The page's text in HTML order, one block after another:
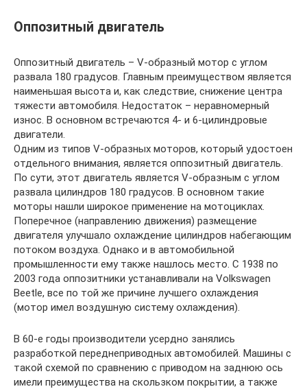
Оппозитный двигатель
Оппозитный двигатель – V-образный мотор с углом
развала 180 градусов. Главным преимуществом является
наименьшая высота и, как следствие, снижение центра
тяжести автомобиля. Недостаток – неравномерный
износ. В основном встречаются 4- и 6-цилиндровые
двигатели.
Одним из типов V-образных моторов, который удостоен
отдельного внимания, является оппозитный двигатель.
По сути, этот двигатель является V-образным с углом
развала цилиндров 180 градусов. В основном такие
моторы нашли широкое применение на мотоциклах.
Поперечное (направлению движения) размещение
двигателя улучшало охлаждение цилиндров набегающим
потоком воздуха. Однако и в автомобильной
промышленности ему также нашлось место. С 1938 по
2003 года оппозитники устанавливали на Volkswagen
Beetle, все по той же причине лучшего охлаждения
(мотор имел воздушную систему охлаждения).
В 60-е годы производители усердно занялись
разработкой переднеприводных автомобилей. Машины с
такой схемой по сравнению с приводом на заднюю ось
имели преимущества на скользком покрытии, а также